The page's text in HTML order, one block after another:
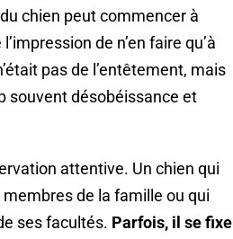
chien peut commencer à
de n’en faire qu’à
pas de l’entêtement, mais
souvent désobéissance et
attentive. Un chien qui
de la famille ou qui
ses facultés. Parfois, il se fixe